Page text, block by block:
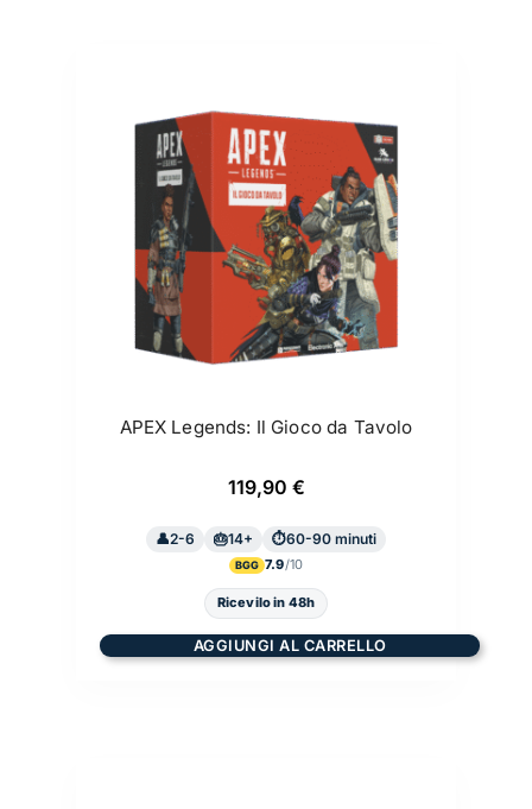
APEX Legends: Il Gioco da Tavolo
119,90 €
2-6 14+ 60-90 minuti
BGG 7.9
Ricevilo in 48h
AGGIUNGI AL CARRELLO